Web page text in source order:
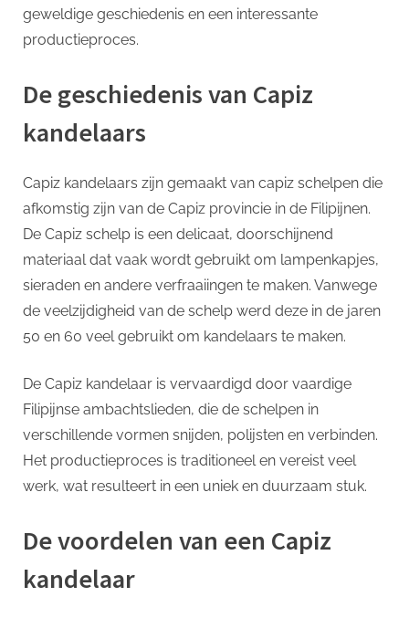
geweldige geschiedenis en een interessante
productieproces.
De geschiedenis van Capiz
kandelaars
Capiz kandelaars zijn gemaakt van capiz schelpen die
afkomstig zijn van de Capiz provincie in de Filipijnen.
De Capiz schelp is een delicaat, doorschijnend
materiaal dat vaak wordt gebruikt om lampenkapjes,
sieraden en andere verfraaiingen te maken. Vanwege
de veelzijdigheid van de schelp werd deze in de jaren
50 en 60 veel gebruikt om kandelaars te maken.
De Capiz kandelaar is vervaardigd door vaardige
Filipijnse ambachtslieden, die de schelpen in
verschillende vormen snijden, polijsten en verbinden.
Het productieproces is traditioneel en vereist veel
werk, wat resulteert in een uniek en duurzaam stuk.
De voordelen van een Capiz
kandelaar